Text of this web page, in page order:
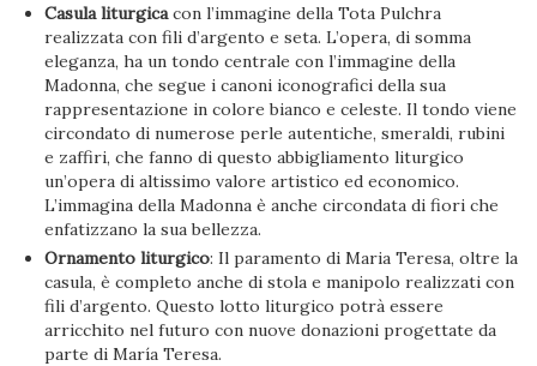
Casula liturgicacon l’immagine della Tota Pulchra
realizzata con fili d’argento e seta. L’opera, di somma
eleganza, ha un tondo centrale con l’immagine della
Madonna, che segue i canoni iconografici della sua
rappresentazione in colore bianco e celeste. Il tondo viene
circondato di numerose perle autentiche, smeraldi, rubini
e zaffiri, che fanno di questo abbigliamento liturgico
un’opera di altissimo valore artistico ed economico.
L’immagina della Madonna è anche circondata di fiori che
enfatizzano la sua bellezza.
Ornamento liturgico: Il paramento di Maria Teresa, oltre la
casula, è completo anche di stola e manipolo realizzati con
fili d’argento. Questo lotto liturgico potrà essere
arricchito nel futuro con nuove donazioni progettate da
parte di María Teresa.